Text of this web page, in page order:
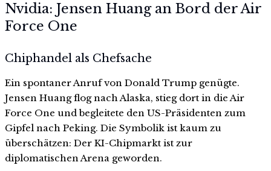
Nvidia: Jensen Huang an Bord der Air
Force One
Chiphandel als Chefsache
Ein spontaner Anruf von Donald Trump genügte.
Jensen Huang flog nach Alaska, stieg dort in die Air
Force One und begleitete den US-Präsidenten zum
Gipfel nach Peking. Die Symbolik ist kaum zu
überschätzen: Der KI-Chipmarkt ist zur
diplomatischen Arena geworden.